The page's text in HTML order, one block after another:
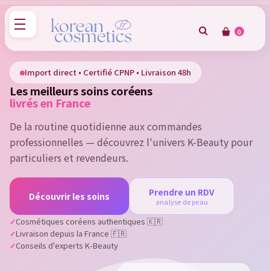
0
Import direct • Certifié CPNP • Livraison 48h
Les meilleurs soins coréens
livrés en France
De la routine quotidienne aux commandes
professionnelles — découvrez l'univers K-Beauty pour
particuliers et revendeurs.
Découvrir les soins Prendre un RDV
analyse de peau
Cosmétiques coréens authentiques 🇰🇷
Livraison depuis la France 🇫🇷
Conseils d'experts K-Beauty
Sign in
You need to be logged in to save products in your wish
list.
Cancel